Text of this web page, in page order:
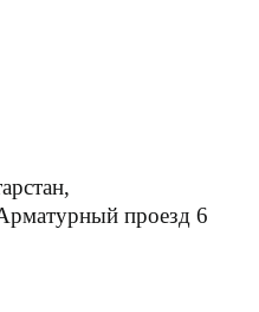
проезд 6